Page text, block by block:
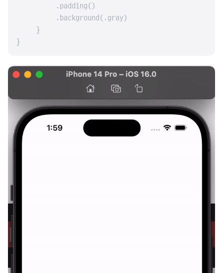
        .padding()
        .background(.gray)
    }
}